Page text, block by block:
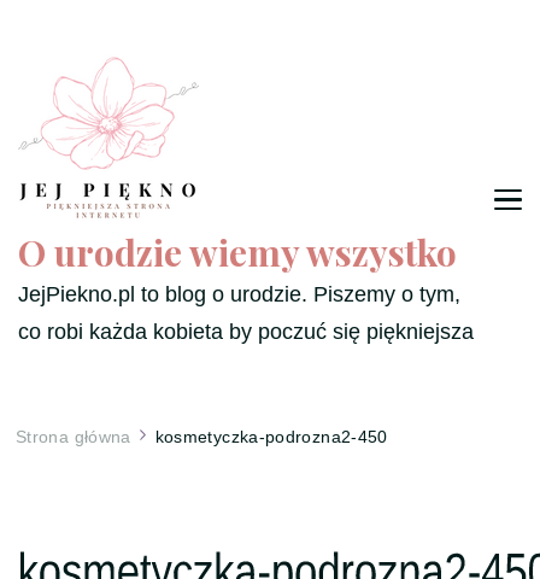
O urodzie wiemy wszystko
JejPiekno.pl to blog o urodzie. Piszemy o tym,
co robi każda kobieta by poczuć się piękniejsza
Strona główna kosmetyczka-podrozna2-450